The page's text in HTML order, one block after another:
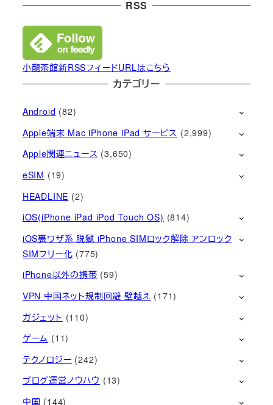
RSS
小龍茶館新RSSフィードURLはこちら
カテゴリー
Android (82)
Apple端末 Mac iPhone iPad サービス (2,999)
Apple関連ニュース (3,650)
eSIM (19)
HEADLINE (2)
iOS(iPhone iPad iPod Touch OS) (814)
iOS裏ワザ系 脱獄 iPhone SIMロック解除 アンロック
SIMフリー化 (775)
iPhone以外の携帯 (59)
VPN 中国ネット規制回避 壁越え (171)
ガジェット (110)
ゲーム (11)
テクノロジー (242)
ブログ運営ノウハウ (13)
中国 (144)